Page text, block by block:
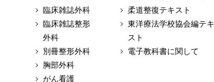
臨床雑誌外科
臨床雑誌整形
外科
別冊整形外科
胸部外科
がん看護
柔道整復テキスト
東洋療法学校協会編テキ
スト
電子教科書に関して